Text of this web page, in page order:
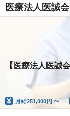
医療法人医誠
【医療法人医誠
月給251,000円 〜